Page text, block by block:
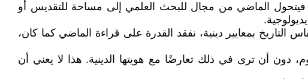
فيتحول الماضي من مجال للبحث العلمي إلى مساحة للتقديس أو
التاريخ بمعايير دينية، نفقد القدرة على قراءة الماضي كما كان،
دون أن ترى في ذلك تعارضًا مع هويتها الدينية. هذا لا يعني أن